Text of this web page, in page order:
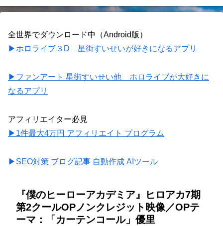
全世界でダウンロード中（Android版）
▶ホロライブ３D 星街すいせいが好きになるアプリ
▶ファンアート 星街すいせい他 ホロライブが大好きに
なるアプリ
アフィリエイター必見
▶1件最大4万円 アフィリエイト プログラム
▶SEO対策 ブログ記事 自動作成 AIツール
『僕のヒーローアカデミア』ヒロアカ7期
第2クールOPノンクレジット映像／OPテ
ーマ：「カーテンコール」優里